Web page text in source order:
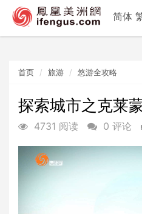
首页 旅游 悠游全攻略
探索城市之克莱
4731 阅读 0 评论
简体